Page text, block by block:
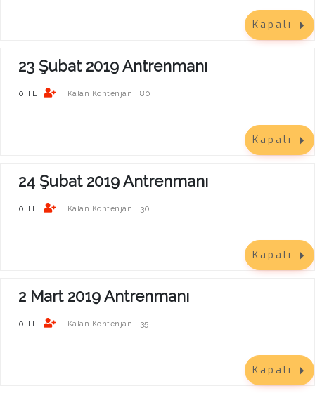
Kapalı
23 Şubat 2019 Antrenmanı
0 TL Kalan Kontenjan : 80
Kapalı
24 Şubat 2019 Antrenmanı
0 TL Kalan Kontenjan : 30
Kapalı
2 Mart 2019 Antrenmanı
0 TL Kalan Kontenjan : 35
Kapalı